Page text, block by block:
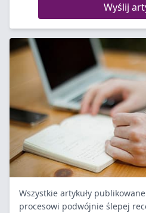
Wyślij
Wszystkie artykuły
procesowi podwójnie ślepej